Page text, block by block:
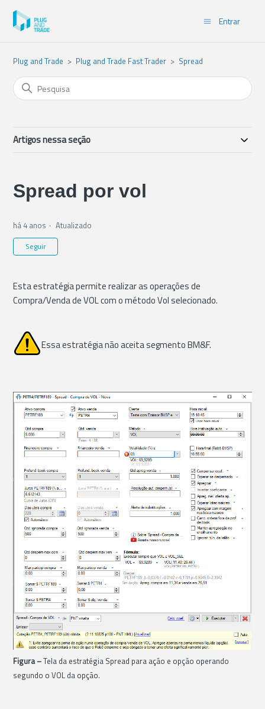
Entrar
Plug and Trade Plug and Trade Fast Trader Spread
Artigos nessa seção
Spread por vol
há 4 anos Atualizado
Seguir
Esta estratégia permite realizar as operações de
Compra/Venda de VOL com o método Vol selecionado.
Essa estratégia não aceita segmento BM&F.
Figura –Tela da estratégia Spread para ação e opção operando
segundo o VOL da opção.